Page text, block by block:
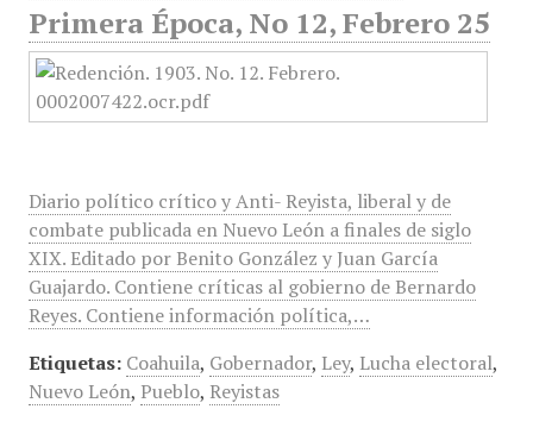
Primera Época, No 12, Febrero 25
Diario político crítico y Anti- Reyista, liberal y de
combate publicada en Nuevo León a finales de siglo
XIX. Editado por Benito González y Juan García
Guajardo. Contiene críticas al gobierno de Bernardo
Reyes. Contiene información política,…
Etiquetas: Coahuila, Gobernador, Ley, Lucha electoral,
Nuevo León, Pueblo, Reyistas